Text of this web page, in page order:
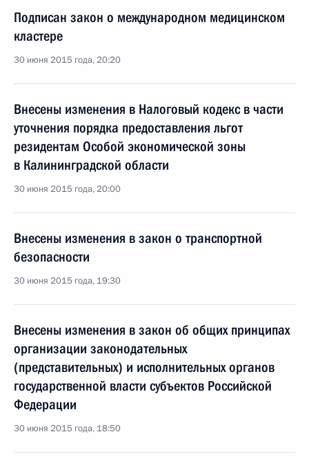
Подписан закон о международном медицинском
кластере
30 июня 2015 года, 20:20
Внесены изменения в Налоговый кодекс в части
уточнения порядка предоставления льгот
резидентам Особой экономической зоны
в Калининградской области
30 июня 2015 года, 20:00
Внесены изменения в закон о транспортной
безопасности
30 июня 2015 года, 19:30
Внесены изменения в закон об общих принципах
организации законодательных
(представительных) и исполнительных органов
государственной власти субъектов Российской
Федерации
30 июня 2015 года, 18:50